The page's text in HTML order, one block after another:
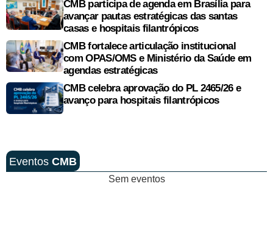
CMB participa de agenda em Brasília para
avançar pautas estratégicas das santas
casas e hospitais filantrópicos
CMB fortalece articulação institucional
com OPAS/OMS e Ministério da Saúde em
agendas estratégicas
CMB celebra aprovação do PL 2465/26 e
avanço para hospitais filantrópicos
Eventos CMB
Sem eventos